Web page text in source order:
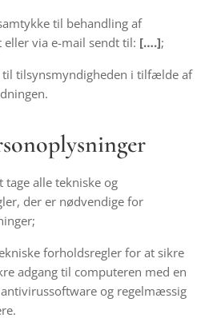
til behandling af
via e-mail sendt til: [….];
til tilsynsmyndigheden i tilfælde af
alle tekniske og
der er nødvendige for
forholdsregler for at sikre
adgang til computeren med en
og regelmæssig